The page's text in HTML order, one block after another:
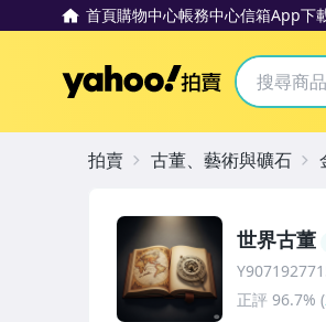
首頁購物中心帳務中心信箱App下
Yahoo拍賣
世界古董
正評 96.7% (
拍賣 古董、藝術與礦石